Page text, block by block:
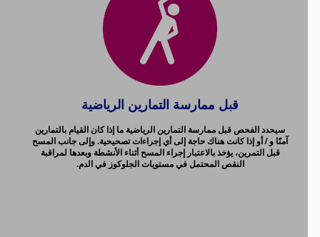
قبل ممارسة التمارين الرياضية
سيحدد الفحص قبل ممارسة التمارين الرياضية ما إذا كان القيام بالتمارين
آمنًا و / أو إذا كانت هناك حاجة إلى أي إجراءات تصحيحية. وإلى جانب المسح
قبل التمرين، يؤخذ بالاعتبار إجراء المسح أثناء الأنشطة وبعدها لمراقبة
النقص المحتمل في مستويات الجلوكوز في الدم.